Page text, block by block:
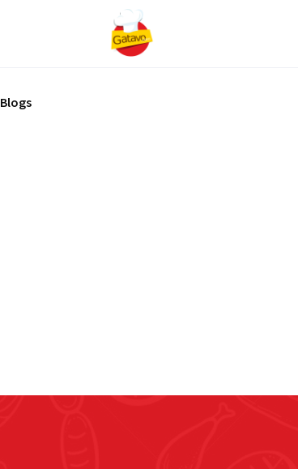
Blogs